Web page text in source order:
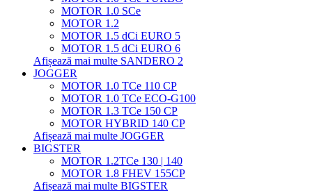
MOTOR 1.0 SCe
MOTOR 1.2
MOTOR 1.5 dCi EURO 5
MOTOR 1.5 dCi EURO 6
Afișează mai multe SANDERO 2
JOGGER
MOTOR 1.0 TCe 110 CP
MOTOR 1.0 TCe ECO-G100
MOTOR 1.3 TCe 150 CP
MOTOR HYBRID 140 CP
Afișează mai multe JOGGER
BIGSTER
MOTOR 1.2TCe 130 | 140
MOTOR 1.8 FHEV 155CP
Afișează mai multe BIGSTER